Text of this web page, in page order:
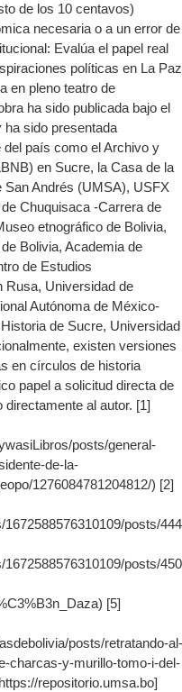
de los 10 centavos)
necesaria o a un error de
Evalúa el papel real
políticas en La Paz
en pleno teatro de
ha sido publicada bajo el
ha sido presentada
país como el Archivo y
en Sucre, la Casa de la
San Andrés (UMSA), USFX
Chuquisaca -Carrera de
etnográfico de Bolivia,
Bolivia, Academia de
de Estudios
Rusa, Universidad de
Autónoma de México-
de Sucre, Universidad
existen versiones
en círculos de historia
papel a solicitud directa de
al autor. [1]
posts/general-
de-la-
1276084781204812/) [2]
posts/
posts/
[5]
posts/retratando-al-
charcas-y-murillo-tomo-i-del-
repositorio.umsa.bo]